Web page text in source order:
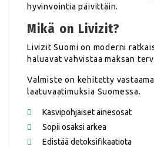
hyvinvointia päivittäin.
Mikä on Livizit?
Livizit Suomi on moderni
haluavat vahvistaa maksan
Valmiste on kehitetty
laatuvaatimuksia Suomessa.
Kasvipohjaiset ainesosat
Sopii osaksi arkea
Edistää detoksifikaatiota